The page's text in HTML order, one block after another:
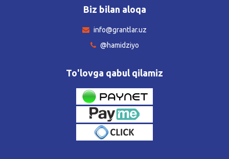
Biz bilan aloqa
info@grantlar.uz
@hamidziyo
To'lovga qabul qilamiz